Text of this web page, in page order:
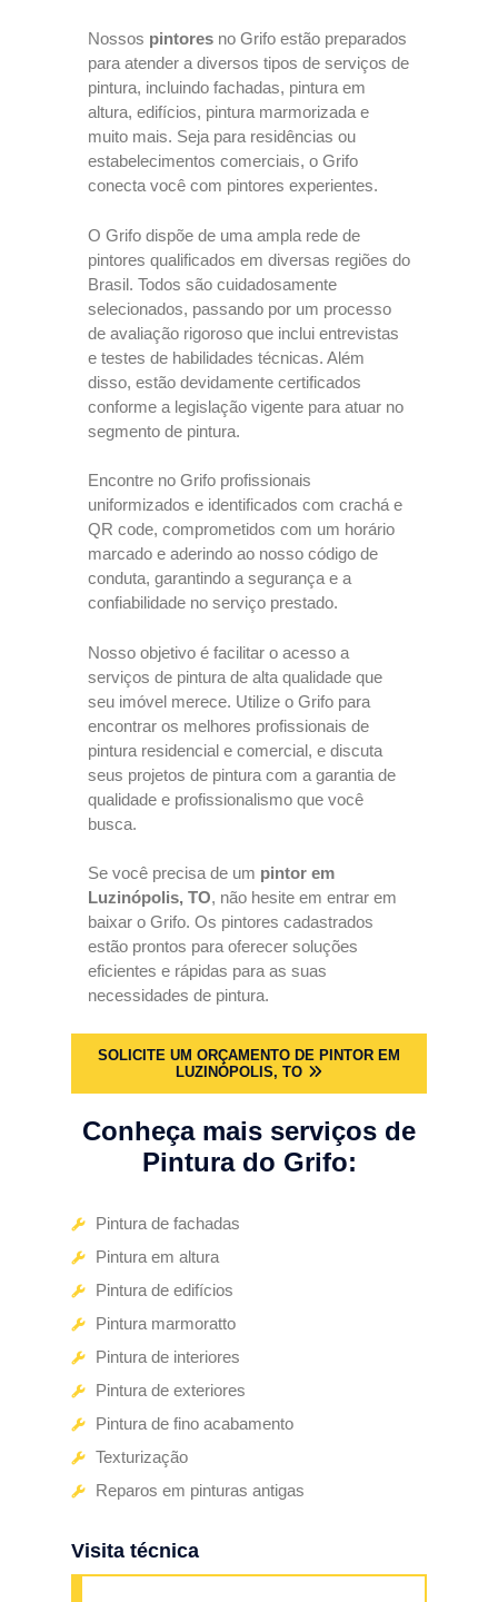
Nossos pintores no Grifo estão preparados
para atender a diversos tipos de serviços de
pintura, incluindo fachadas, pintura em
altura, edifícios, pintura marmorizada e
muito mais. Seja para residências ou
estabelecimentos comerciais, o Grifo
conecta você com pintores experientes.
O Grifo dispõe de uma ampla rede de
pintores qualificados em diversas regiões do
Brasil. Todos são cuidadosamente
selecionados, passando por um processo
de avaliação rigoroso que inclui entrevistas
e testes de habilidades técnicas. Além
disso, estão devidamente certificados
conforme a legislação vigente para atuar no
segmento de pintura.
Encontre no Grifo profissionais
uniformizados e identificados com crachá e
QR code, comprometidos com um horário
marcado e aderindo ao nosso código de
conduta, garantindo a segurança e a
confiabilidade no serviço prestado.
Nosso objetivo é facilitar o acesso a
serviços de pintura de alta qualidade que
seu imóvel merece. Utilize o Grifo para
encontrar os melhores profissionais de
pintura residencial e comercial, e discuta
seus projetos de pintura com a garantia de
qualidade e profissionalismo que você
busca.
Se você precisa de um pintor em
Luzinópolis, TO, não hesite em entrar em
baixar o Grifo. Os pintores cadastrados
estão prontos para oferecer soluções
eficientes e rápidas para as suas
necessidades de pintura.
SOLICITE UM ORÇAMENTO DE PINTOR EM
LUZINÓPOLIS, TO
Conheça mais serviços de
Pintura do Grifo:
Pintura de fachadas
Pintura em altura
Pintura de edifícios
Pintura marmoratto
Pintura de interiores
Pintura de exteriores
Pintura de fino acabamento
Texturização
Reparos em pinturas antigas
Visita técnica